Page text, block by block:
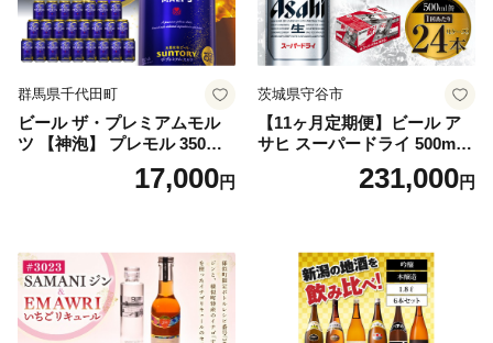
群馬県千代田町
ビール ザ・プレミアムモル
ツ 【神泡】 プレモル 350ml
× 24本 サントリー〈天然水の
ビール工場〉群馬※沖縄・離
17,000円
茨城県守谷市
【11ヶ月定期便】ビール ア
サヒ スーパードライ 500ml 2
4本 1ケース×11ヶ月 | アサヒ
ビール 究極の辛口 酒 お酒 ア
uper dry 11回 缶ビール 缶 ギ
フト 内祝い 茨城県守谷市 送
料無料
231,000円